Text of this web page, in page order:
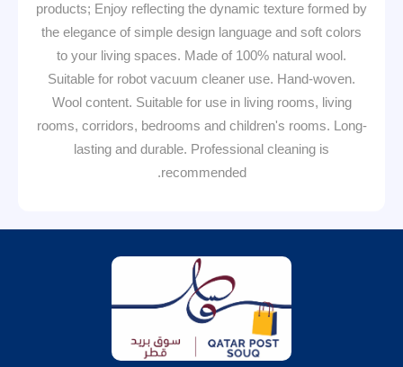
products; Enjoy reflecting the dynamic texture formed by
the elegance of simple design language and soft colors
to your living spaces. Made of 100% natural wool.
Suitable for robot vacuum cleaner use. Hand-woven.
Wool content. Suitable for use in living rooms, living
rooms, corridors, bedrooms and children's rooms. Long-
lasting and durable. Professional cleaning is
recommended.